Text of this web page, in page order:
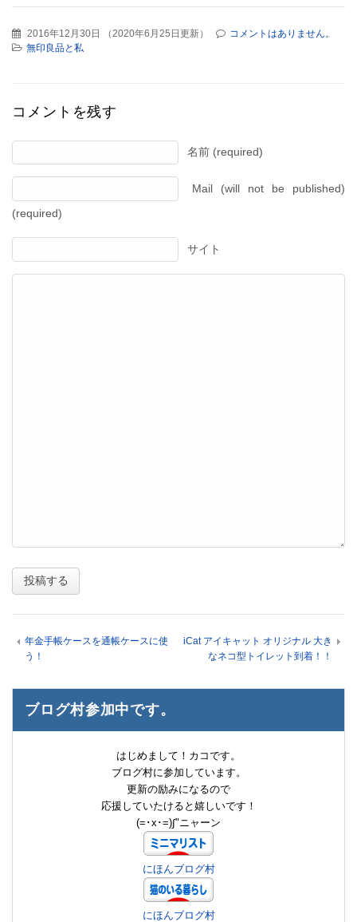
2016年12月30日 （2020年6月25日更新）
コメントはありません。
無印良品と私
コメントを残す
名前 (required)
Mail (will not be published)
(required)
サイト
年金手帳ケースを通帳ケースに使
う！
iCat アイキャット オリジナル 大き
なネコ型トイレット到着！！
ブログ村参加中です。
はじめまして！カコです。
ブログ村に参加しています。
更新の励みになるので
応援していたけると嬉しいです！
(=･x･=)∫"ニャーン
にほんブログ村
にほんブログ村